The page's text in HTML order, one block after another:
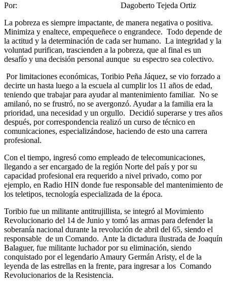
Por: Dagoberto Tejeda Ortiz
La pobreza es siempre impactante, de manera negativa o positiva.
Minimiza y enaltece, empequeñece o engrandece. Todo depende de
la actitud y la determinación de cada ser humano. La integridad y la
voluntad purifican, trascienden a la pobreza, que al final es un
desafío y una decisión personal aunque su espectro sea colectivo.
Por limitaciones económicas, Toribio Peña Jáquez, se vio forzado a
decirte un hasta luego a la escuela al cumplir los 11 años de edad,
teniendo que trabajar para ayudar al mantenimiento familiar. No se
amilanó, no se frustró, no se avergonzó. Ayudar a la familia era la
prioridad, una necesidad y un orgullo. Decidió superarse y tres años
después, por correspondencia realizó un curso de técnico en
comunicaciones, especializándose, haciendo de esto una carrera
profesional.
Con el tiempo, ingresó como empleado de telecomunicaciones,
llegando a ser encargado de la región Norte del país y por su
capacidad profesional era requerido a nivel privado, como por
ejemplo, en Radio HIN donde fue responsable del mantenimiento de
los teletipos, tecnología especializada de la época.
Toribio fue un militante antitrujillista, se integró al Movimiento
Revolucionario del 14 de Junio y tomó las armas para defender la
soberanía nacional durante la revolución de abril del 65, siendo el
responsable de un Comando. Ante la dictadura ilustrada de Joaquín
Balaguer, fue militante luchador por su eliminación, siendo
conquistado por el legendario Amaury Germán Aristy, el de la
leyenda de las estrellas en la frente, para ingresar a los Comando
Revolucionarios de la Resistencia.